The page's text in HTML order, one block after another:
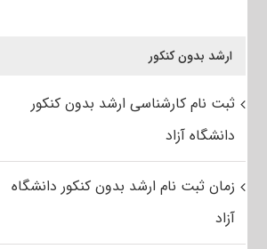
ارشد بدون کنکور
ثبت نام کارشناسی ارشد بدون کنکور
دانشگاه آزاد
زمان ثبت نام ارشد بدون کنکور دانشگاه
آزاد